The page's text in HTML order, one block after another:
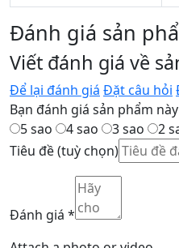
Đánh giá sản
Viết đánh giá về
Để lại đánh giá Đặt câu hỏi
Bạn đánh giá sản phẩm
5 sao
4 sao 3 sao 2
Tiêu đề(tuỳ chọn)
Đánh giá *